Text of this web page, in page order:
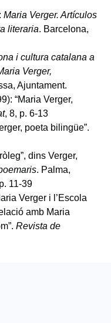
Maria Verger. Artículos
literaria. Barcelona,
i cultura catalana a
Verger,
Ajuntament.
“Maria Verger,
, 8, p. 6-13
poeta bilingüe”.
dins Verger,
. Palma,
11-39
Verger i l’Escola
amb Maria
Revista de